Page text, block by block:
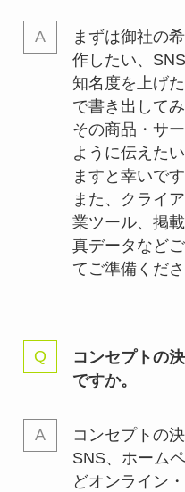
まずは御社の
作したい、
知名度を上げ
で書き出して
その商品・サ
ように伝えた
ますと幸いです
また、クライ
業ツール、掲
真データなど
てご準備くださ
コンセプトの
ですか。
コンセプトの
SNS、ホーム
どオンライン